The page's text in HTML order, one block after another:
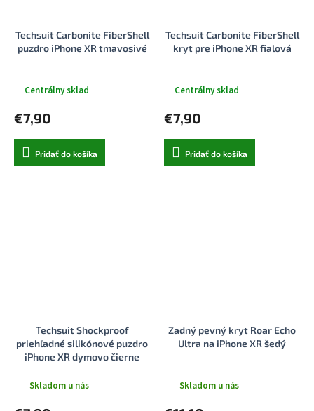
Techsuit Carbonite FiberShell
puzdro iPhone XR tmavosivé
Centrálny sklad
€7,90
Pridať do košíka
Techsuit Carbonite FiberShell
kryt pre iPhone XR fialová
Centrálny sklad
€7,90
Pridať do košíka
Techsuit Shockproof
priehľadné silikónové puzdro
iPhone XR dymovo čierne
Skladom u nás
Zadný pevný kryt Roar Echo
Ultra na iPhone XR šedý
Skladom u nás